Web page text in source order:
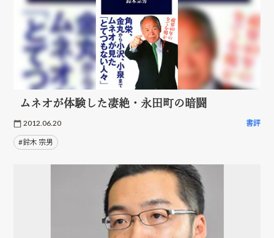
ムネオが体験した凄絶・永田町の暗闘
2012.06.20 書評
#鈴木 宗男